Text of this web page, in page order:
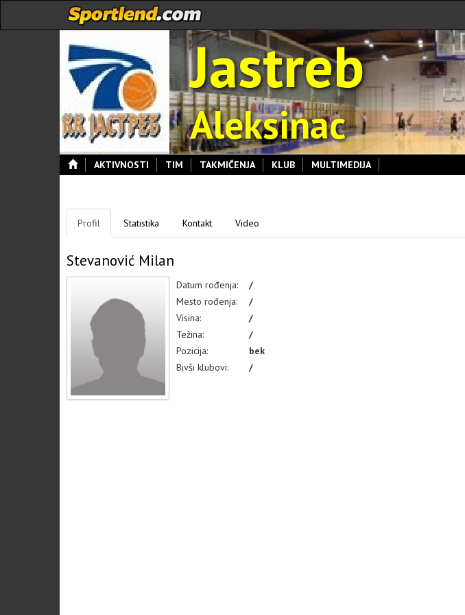
Jastreb
Aleksinac
AKTIVNOSTI TIM TAKMIČENJA KLUB MULTIMEDIJA
Profil Statistika Kontakt Video
Stevanović Milan
Datum rođenja:
/
Mesto rođenja:
/
Visina:
/
Težina:
/
Pozicija:
bek
Bivši klubovi:
/